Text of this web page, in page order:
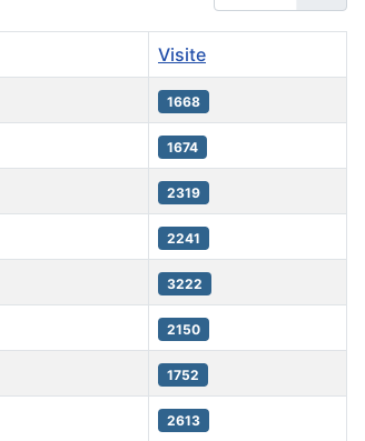
Visite
1668
1674
2319
2241
3222
2150
1752
2613